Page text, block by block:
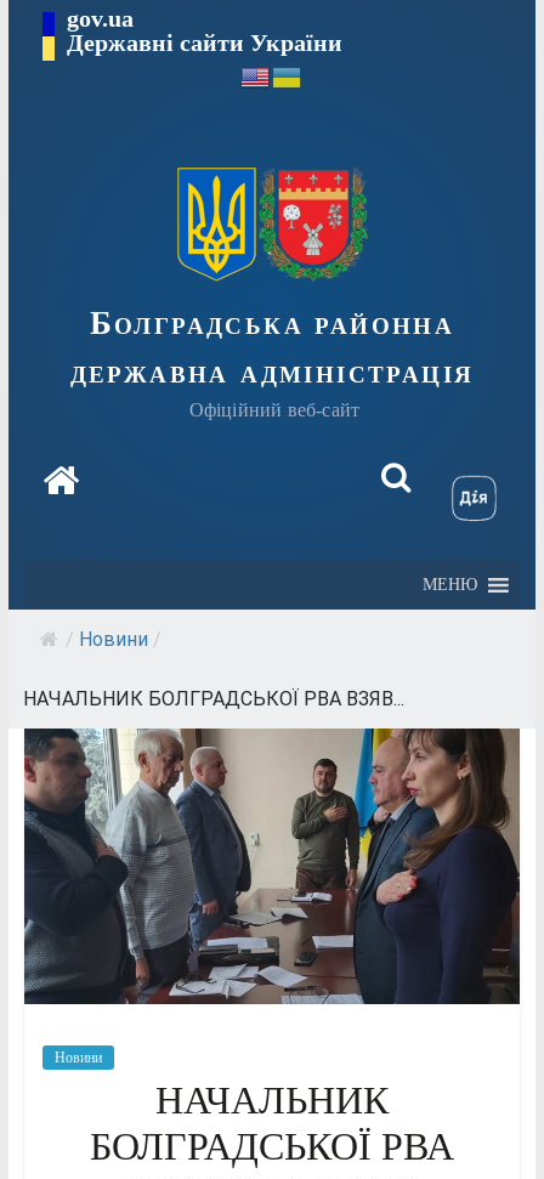
Перейтиgov.ua
Державні сайти України
Болградська районна
державна адміністрація
Офіційний веб-сайт
МЕНЮ
/ Новини /
НАЧАЛЬНИК БОЛГРАДСЬКОЇ РВА ВЗЯВ...
Новини
НАЧАЛЬНИК
БОЛГРАДСЬКОЇ РВА